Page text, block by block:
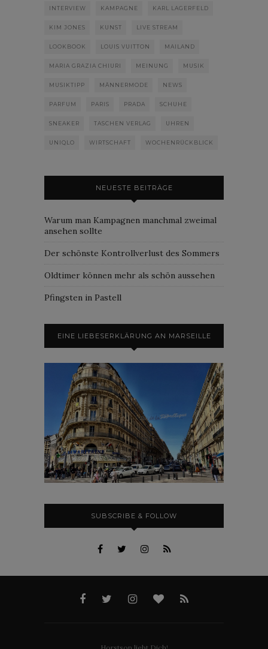
INTERVIEW KAMPAGNE KARL LAGERFELD
KIM JONES KUNST LIVE STREAM
LOOKBOOK LOUIS VUITTON MAILAND
MARIA GRAZIA CHIURI MEINUNG MUSIK
MUSIKTIPP MÄNNERMODE NEWS
PARFUM PARIS PRADA SCHUHE
SNEAKER TASCHEN VERLAG UHREN
UNIQLO WIRTSCHAFT WOCHENRÜCKBLICK
NEUESTE BEITRÄGE
Warum man Kampagnen manchmal zweimal
ansehen sollte
Der schönste Kontrollverlust des Sommers
Oldtimer können mehr als schön aussehen
Pfingsten in Pastell
EINE LIEBESERKLÄRUNG AN MARSEILLE
SUBSCRIBE & FOLLOW